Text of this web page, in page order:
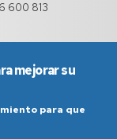
600 813
mejorar su
para que